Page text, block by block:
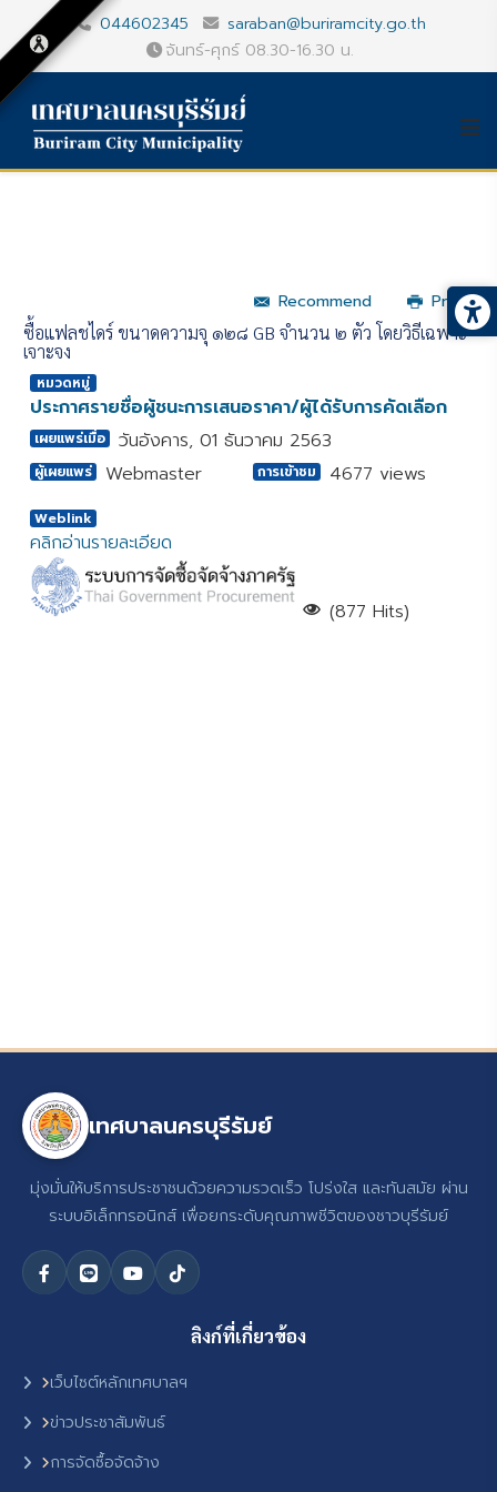
044602345
saraban@buriramcity.go.th
จันทร์-ศุกร์ 08.30-16.30 น.
Recommend
Print
ซื้อแฟลชไดร์ ขนาดความจุ ๑๒๘ GB จำนวน ๒ ตัว โดยวิธีเฉพาะ
เจาะจง
หมวดหมู่
ประกาศรายชื่อผู้ชนะการเสนอราคา/ผู้ได้รับการคัดเลือก
เผยแพร่เมื่อ วันอังคาร, 01 ธันวาคม 2563
ผู้เผยแพร่ Webmaster การเข้าชม 4677 views
Weblink
คลิกอ่านรายละเอียด
(877 Hits)
เทศบาลนครบุรีรัมย์
มุ่งมั่นให้บริการประชาชนด้วยความรวดเร็ว โปร่งใส และทันสมัย ผ่าน
ระบบอิเล็กทรอนิกส์ เพื่อยกระดับคุณภาพชีวิตของชาวบุรีรัมย์
ลิงก์ที่เกี่ยวข้อง
เว็บไซต์หลักเทศบาลฯ
ข่าวประชาสัมพันธ์
การจัดซื้อจัดจ้าง